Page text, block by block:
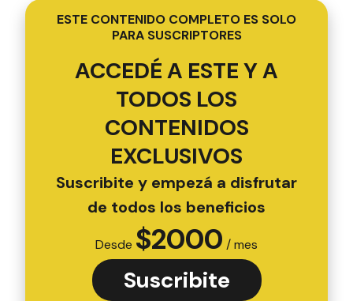
ESTE CONTENIDO COMPLETO ES SOLO
PARA SUSCRIPTORES
ACCEDÉ A ESTE Y A
TODOS LOS
CONTENIDOS
EXCLUSIVOS
Suscribite y empezá a disfrutar
de todos los beneficios
Desde $2000 / mes
Suscribite